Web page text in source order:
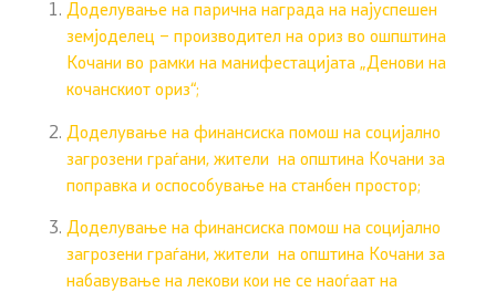
Доделување на парична награда на најуспешен
земјоделец – производител на ориз во ошпштина
Кочани во рамки на манифестацијата „Денови на
кочанскиот ориз“;
Доделување на финансиска помош на социјално
загрозени граѓани, жители на општина Кочани за
поправка и оспособување на станбен простор;
Доделување на финансиска помош на социјално
загрозени граѓани, жители на општина Кочани за
набавување на лекови кои не се наоѓаат на